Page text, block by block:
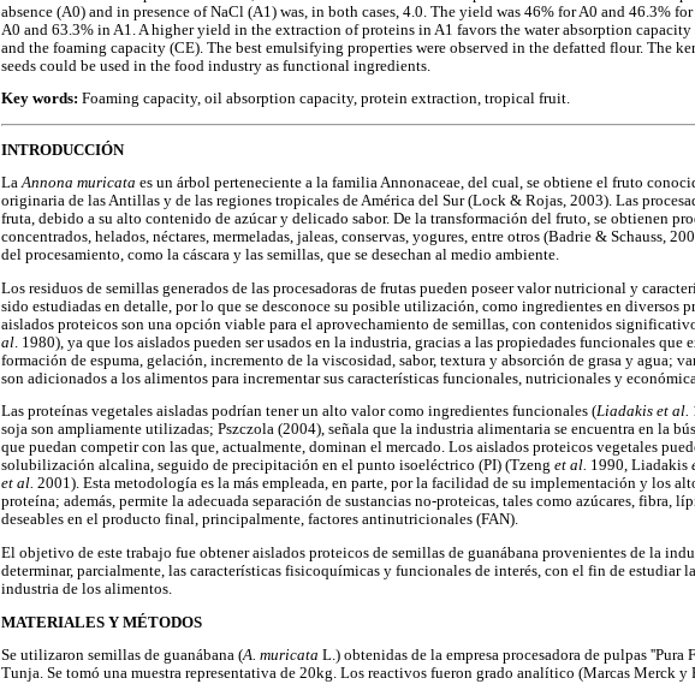
absence (A0) and in presence of NaCl (A1) was, in both cases, 4.0. The yield was 46% for A0 and 46.3%
A0 and 63.3% in A1. A higher yield in the extraction of proteins in A1 favors the water absorption
and the foaming capacity (CE). The best emulsifying properties were observed in the defatted flour. The
seeds could be used in the food industry as functional ingredients.
Key words: Foaming capacity, oil absorption capacity, protein extraction, tropical fruit.
INTRODUCCIÓN
LaAnnona muricata es un árbol perteneciente a la familia Annonaceae, del cual, se obtiene el fruto
originaria de las Antillas y de las regiones tropicales de América del Sur (Lock & Rojas, 2003). Las
fruta, debido a su alto contenido de azúcar y delicado sabor. De la transformación del fruto, se obtienen
concentrados, helados, néctares, mermeladas, jaleas, conservas, yogures, entre otros (Badrie & Schauss,
del procesamiento, como la cáscara y las semillas, que se desechan al medio ambiente.
Los residuos de semillas generados de las procesadoras de frutas pueden poseer valor nutricional y
sido estudiadas en detalle, por lo que se desconoce su posible utilización, como ingredientes en diversos
aislados proteicos son una opción viable para el aprovechamiento de semillas, con contenidos
al . 1980), ya que los aislados pueden ser usados en la industria, gracias a las propiedades funcionales que
formación de espuma, gelación, incremento de la viscosidad, sabor, textura y absorción de grasa y agua;
son adicionados a los alimentos para incrementar sus características funcionales, nutricionales y
Las proteínas vegetales aisladas podrían tener un alto valor como ingredientes funcionales (Liadakis et al.
soja son ampliamente utilizadas; Pszczola (2004), señala que la industria alimentaria se encuentra en la
que puedan competir con las que, actualmente, dominan el mercado. Los aislados proteicos vegetales
solubilización alcalina, seguido de precipitación en el punto isoeléctrico (PI) (Tzeng et al. 1990, Liadakis
et al. 2001). Esta metodología es la más empleada, en parte, por la facilidad de su implementación y los
proteína; además, permite la adecuada separación de sustancias no-proteicas, tales como azúcares, fibra,
deseables en el producto final, principalmente, factores antinutricionales (FAN).
El objetivo de este trabajo fue obtener aislados proteicos de semillas de guanábana provenientes de la
determinar, parcialmente, las características fisicoquímicas y funcionales de interés, con el fin de estudiar
industria de los alimentos.
MATERIALES Y MÉTODOS
Se utilizaron semillas de guanábana (A. muricata L.) obtenidas de la empresa procesadora de pulpas ''Pura
Tunja. Se tomó una muestra representativa de 20kg. Los reactivos fueron grado analítico (Marcas Merck y